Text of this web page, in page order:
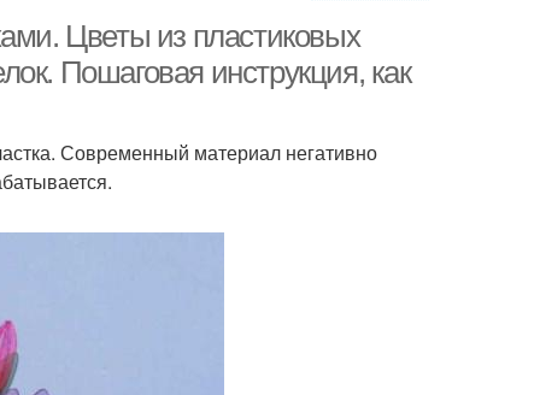
Цветы из пластиковых
Пошаговая инструкция, как
Современный материал негативно